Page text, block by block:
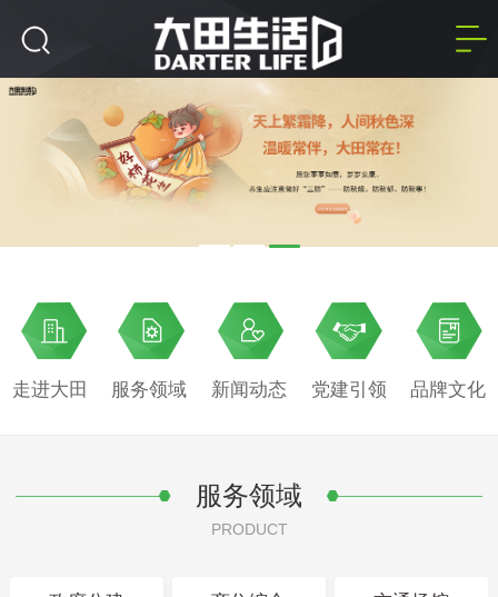
走进大田 服务领域 新闻动态 党建引领 品牌文化
服务领域
PRODUCT